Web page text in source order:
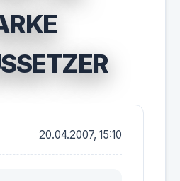
20.04.2007, 15:10